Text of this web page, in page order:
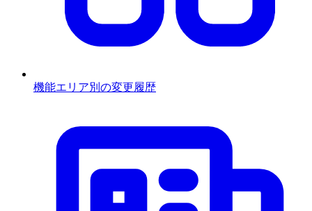
機能エリア別の変更履歴